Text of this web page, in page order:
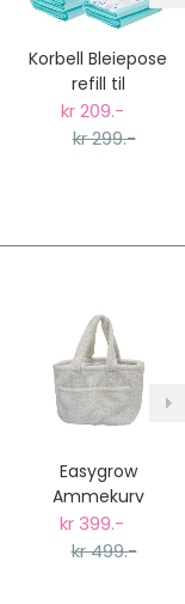
er en til tre
Korbell Bleiepose
refill til
Bleiebøtte, 3-
pack
kr 209.-
kr 299.-
Easygrow
Ammekurv
Teddy Ivory
kr 399.-
kr 499.-